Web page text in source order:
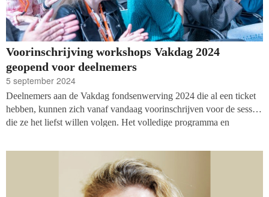
Voorinschrijving workshops Vakdag 2024
geopend voor deelnemers
5 september 2024
Deelnemers aan de Vakdag fondsenwerving 2024 die al een ticket
hebben, kunnen zich vanaf vandaag voorinschrijven voor de sessies
die ze het liefst willen volgen. Het volledige programma en
vindenop de website van de Vakdag. Dus download de Yellenge
app en zorg ervoor dat je een plekje hebt bij je favoriete sessies in
het Beatrix Theater op 17 september!